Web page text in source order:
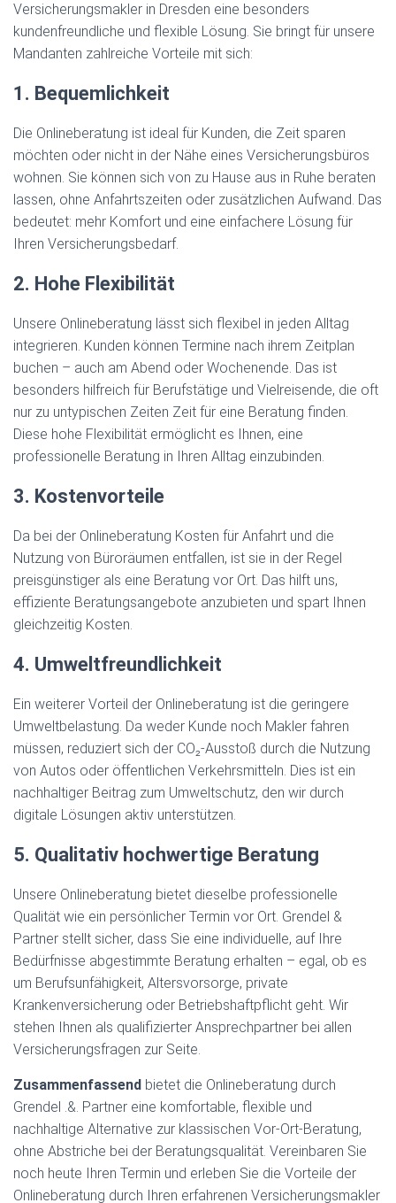
Versicherungsmakler in Dresden eine besonders
kundenfreundliche und flexible Lösung. Sie bringt für unsere
Mandanten zahlreiche Vorteile mit sich:
1. Bequemlichkeit
Die Onlineberatung ist ideal für Kunden, die Zeit sparen
möchten oder nicht in der Nähe eines Versicherungsbüros
wohnen. Sie können sich von zu Hause aus in Ruhe beraten
lassen, ohne Anfahrtszeiten oder zusätzlichen Aufwand. Das
bedeutet: mehr Komfort und eine einfachere Lösung für
Ihren Versicherungsbedarf.
2. Hohe Flexibilität
Unsere Onlineberatung lässt sich flexibel in jeden Alltag
integrieren. Kunden können Termine nach ihrem Zeitplan
buchen – auch am Abend oder Wochenende. Das ist
besonders hilfreich für Berufstätige und Vielreisende, die oft
nur zu untypischen Zeiten Zeit für eine Beratung finden.
Diese hohe Flexibilität ermöglicht es Ihnen, eine
professionelle Beratung in Ihren Alltag einzubinden.
3. Kostenvorteile
Da bei der Onlineberatung Kosten für Anfahrt und die
Nutzung von Büroräumen entfallen, ist sie in der Regel
preisgünstiger als eine Beratung vor Ort. Das hilft uns,
effiziente Beratungsangebote anzubieten und spart Ihnen
gleichzeitig Kosten.
4. Umweltfreundlichkeit
Ein weiterer Vorteil der Onlineberatung ist die geringere
Umweltbelastung. Da weder Kunde noch Makler fahren
müssen, reduziert sich der CO₂-Ausstoß durch die Nutzung
von Autos oder öffentlichen Verkehrsmitteln. Dies ist ein
nachhaltiger Beitrag zum Umweltschutz, den wir durch
digitale Lösungen aktiv unterstützen.
5. Qualitativ hochwertige Beratung
Unsere Onlineberatung bietet dieselbe professionelle
Qualität wie ein persönlicher Termin vor Ort. Grendel &
Partner stellt sicher, dass Sie eine individuelle, auf Ihre
Bedürfnisse abgestimmte Beratung erhalten – egal, ob es
um Berufsunfähigkeit, Altersvorsorge, private
Krankenversicherung oder Betriebshaftpflicht geht. Wir
stehen Ihnen als qualifizierter Ansprechpartner bei allen
Versicherungsfragen zur Seite.
Zusammenfassend bietet die Onlineberatung durch
Grendel .&. Partner eine komfortable, flexible und
nachhaltige Alternative zur klassischen Vor-Ort-Beratung,
ohne Abstriche bei der Beratungsqualität. Vereinbaren Sie
noch heute Ihren Termin und erleben Sie die Vorteile der
Onlineberatung durch Ihren erfahrenen Versicherungsmakler